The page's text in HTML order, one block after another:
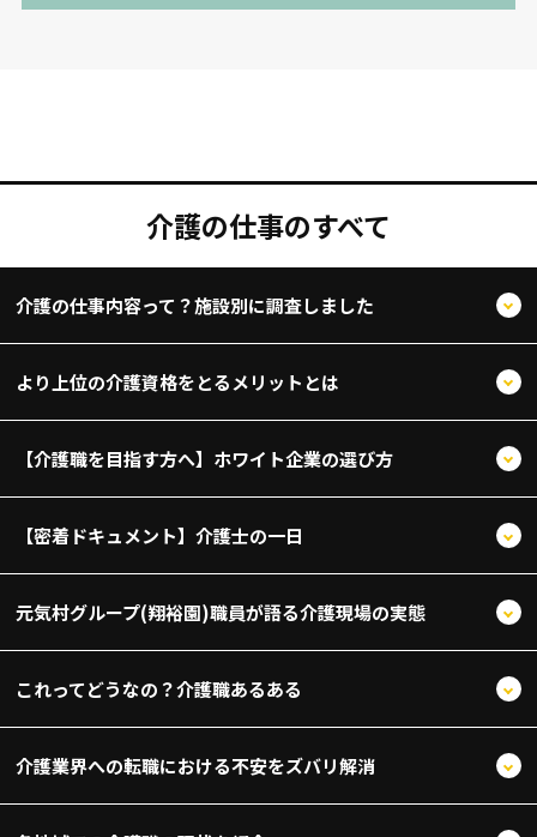
介護の仕事のすべて
介護の仕事内容って？施設別に調査しました
より上位の介護資格をとるメリットとは
【介護職を目指す方へ】ホワイト企業の選び方
【密着ドキュメント】介護士の一日
元気村グループ(翔裕園)職員が語る介護現場の実態
これってどうなの？介護職あるある
介護業界への転職における不安をズバリ解消